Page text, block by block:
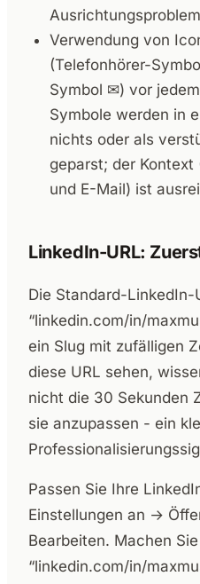
Verwendung von
(Telefonhörer-
Symbol ✉) vor
Symbole werden in
nichts oder als
geparst; der Kontext
und E-Mail) ist
LinkedIn-URL:
Die Standard-LinkedIn-
“linkedin.com/in/
ein Slug mit zufälligen
diese URL sehen,
nicht die 30 Sekunden
sie anzupassen - ein
Passen Sie Ihre
Einstellungen an →
Bearbeiten. Machen
“linkedin.com/in/